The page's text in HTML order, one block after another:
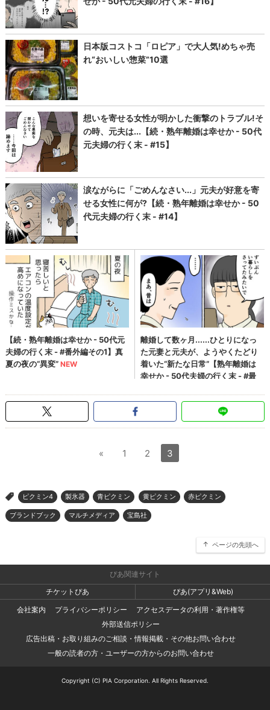
« 1 2 3
> ピクミン4 製氷器 青ピクミン 黄ピクミン 赤ピクミン
ブランドブック マルチメディア 宝島社
ページの先頭へ
ぴあ関連サイト
チケットぴあ
ぴあ(アプリ&Web)
会社案内
プライバシーポリシー
アクセスデータの利用・著作権等
外部送信ポリシー
広告出稿・お取り組みのご相談・情報掲載・その他お問い合わせ
一般の読者の方・ユーザーの方からのお問い合わせ
Copyright (C) PIA Corporation. All Rights Reserved.